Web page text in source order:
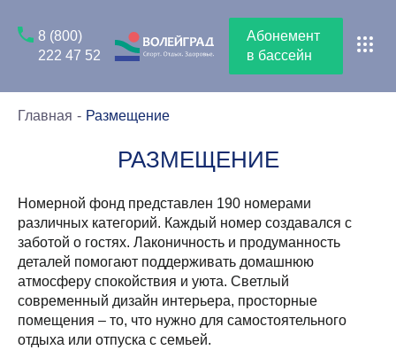
8 (800)
222 47 52
Абонемент
в бассейн
Главная Размещение
РАЗМЕЩЕНИЕ
Номерной фонд представлен 190 номерами
различных категорий. Каждый номер создавался с
заботой о гостях. Лаконичность и продуманность
деталей помогают поддерживать домашнюю
атмосферу спокойствия и уюта. Светлый
современный дизайн интерьера, просторные
помещения – то, что нужно для самостоятельного
отдыха или отпуска с семьей.